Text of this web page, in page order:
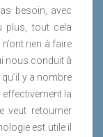
besoin, avec
plus, tout cela
rien à faire
nous conduit à
y a nombre
la
veut retourner
est utile il